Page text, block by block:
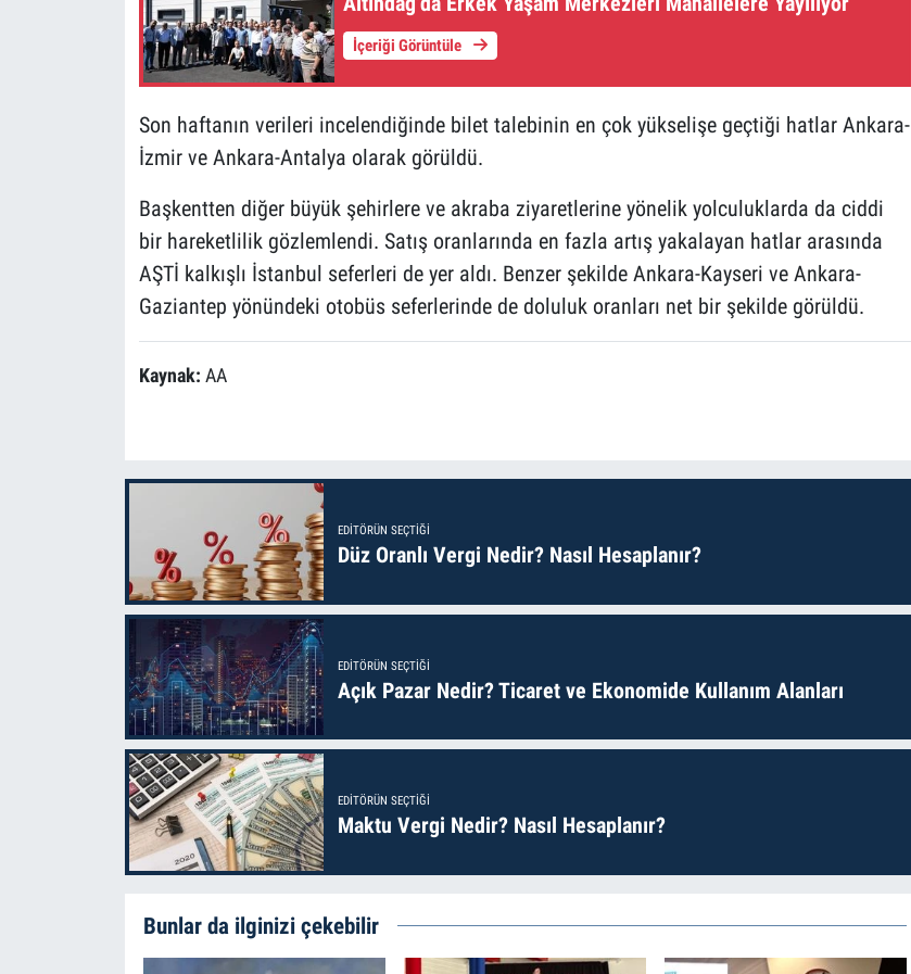
İçeriği Görüntüle
Son haftanın verileri incelendiğinde bilet talebinin en çok yükselişe geçtiği hatlar Ankara-
İzmir ve Ankara-Antalya olarak görüldü.
Başkentten diğer büyük şehirlere ve akraba ziyaretlerine yönelik yolculuklarda da ciddi
bir hareketlilik gözlemlendi. Satış oranlarında en fazla artış yakalayan hatlar arasında
AŞTİ kalkışlı İstanbul seferleri de yer aldı. Benzer şekilde Ankara-Kayseri ve Ankara-
Gaziantep yönündeki otobüs seferlerinde de doluluk oranları net bir şekilde görüldü.
Kaynak: AA
EDITÖRÜN SEÇTIĞI
Düz Oranlı Vergi Nedir? Nasıl Hesaplanır?
EDITÖRÜN SEÇTIĞI
Açık Pazar Nedir? Ticaret ve Ekonomide Kullanım Alanları
EDITÖRÜN SEÇTIĞI
Maktu Vergi Nedir? Nasıl Hesaplanır?
Bunlar da ilginizi çekebilir